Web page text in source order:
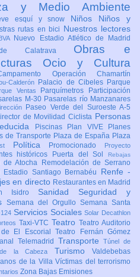
y Medio Ambiente
esquí y snow Niños Niños y
rutas en bici Nuestros lectores
Nuevo Estadio Atlético de Madrid
Calatrava Obras e
Ocio y Cultura
Operación Chamartín
Calderón Palacio de Cibeles Parque
Ventas Parquímetros
Participación
M-30 Pasarelas río Manzanares
Paseo Verde del Suroeste A-5
de Movilidad Ciclista Personas
Piscinas Plan VIVE
Planes
de Transporte Plaza de España Plaza
Política Promocionado
Proyecto
históricos Puerta del Sol Rebajas
de Atocha
Remodelación de Serrano
Estadio Santiago Bernabéu Renfe -
en directo Restaurantes en Madrid
Isidro Sanidad Seguridad y
Semana del Orgullo Semana Santa
Servicios SocialesSolar Decathlon
Taxi-VTC Teatro Teatro Auditorio
de El EscorialTeatro Fernán Gómez
Telemadrid TransporteTúnel de
la Cabeza Turismo Valdebebas
de la VillaVíctimas del terrorismo
Zona Bajas Emisiones